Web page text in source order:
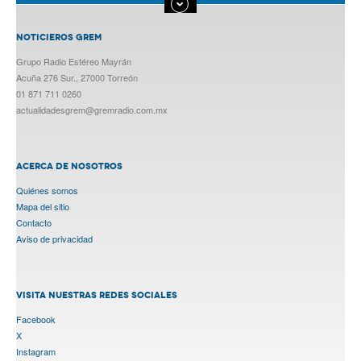
NOTICIEROS GREM
Grupo Radio Estéreo Mayrán
Acuña 276 Sur., 27000 Torreón
01 871 711 0260
actualidadesgrem@gremradio.com.mx
ACERCA DE NOSOTROS
Quiénes somos
Mapa del sitio
Contacto
Aviso de privacidad
VISITA NUESTRAS REDES SOCIALES
Facebook
X
Instagram